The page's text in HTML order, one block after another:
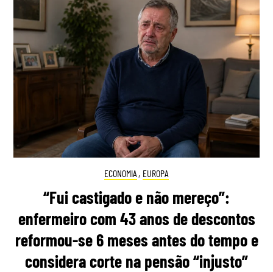
ECONOMIA , EUROPA
“Fui castigado e não mereço”:
enfermeiro com 43 anos de descontos
reformou-se 6 meses antes do tempo e
considera corte na pensão “injusto”